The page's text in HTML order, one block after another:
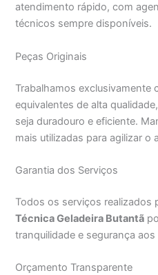
atendimento rápido, com
técnicos sempre disponíveis.
Peças Originais
Trabalhamos exclusivamente
equivalentes de alta
seja duradouro e eficiente.
mais utilizadas para agilizar o
Garantia dos Serviços
Todos os serviços realizados
Técnica Geladeira Butantã
tranquilidade e segurança
Orçamento Transparente